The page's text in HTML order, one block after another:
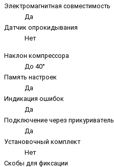
Электромагнитная совместимость
Да
Датчик опрокидывания
Нет
Наклон компрессора
До 40°
Память настроек
Да
Индикация ошибок
Да
Подключение через прикуриватель
Да
Установочный комплект
Нет
Скобы для фиксации